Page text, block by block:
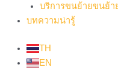
บริการขนย้ายขนย้า
บทความน่ารู้
TH
EN